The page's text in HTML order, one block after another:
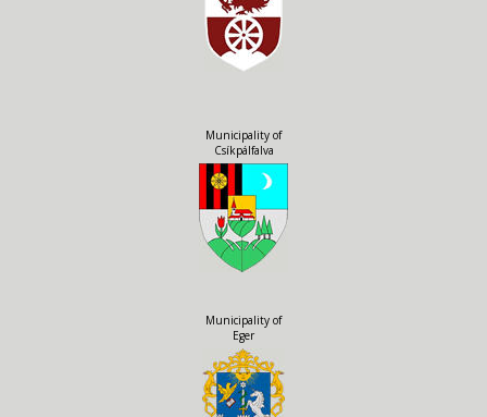
Municipality of
Csíkpálfalva
Municipality of
Eger